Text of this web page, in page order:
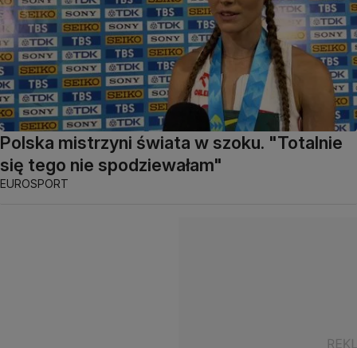
Polska mistrzyni świata w szoku. "Totalnie
się tego nie spodziewałam"
EUROSPORT